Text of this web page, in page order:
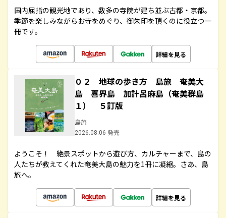
国内屈指の観光地であり、数多の寺院が建ち並ぶ古都・京都。
季節を楽しみながらお寺をめぐり、御朱印を頂くのに役立つ一
冊です。
詳細を見る
０２ 地球の歩き方 島旅 奄美大
島 喜界島 加計呂麻島（奄美群島
１） ５訂版
島旅
2026.08.06 発売
ようこそ！ 絶景スポットから遊び方、カルチャーまで、島の
人たちが教えてくれた奄美大島の魅力を1冊に凝縮。さあ、島
旅へ。
詳細を見る